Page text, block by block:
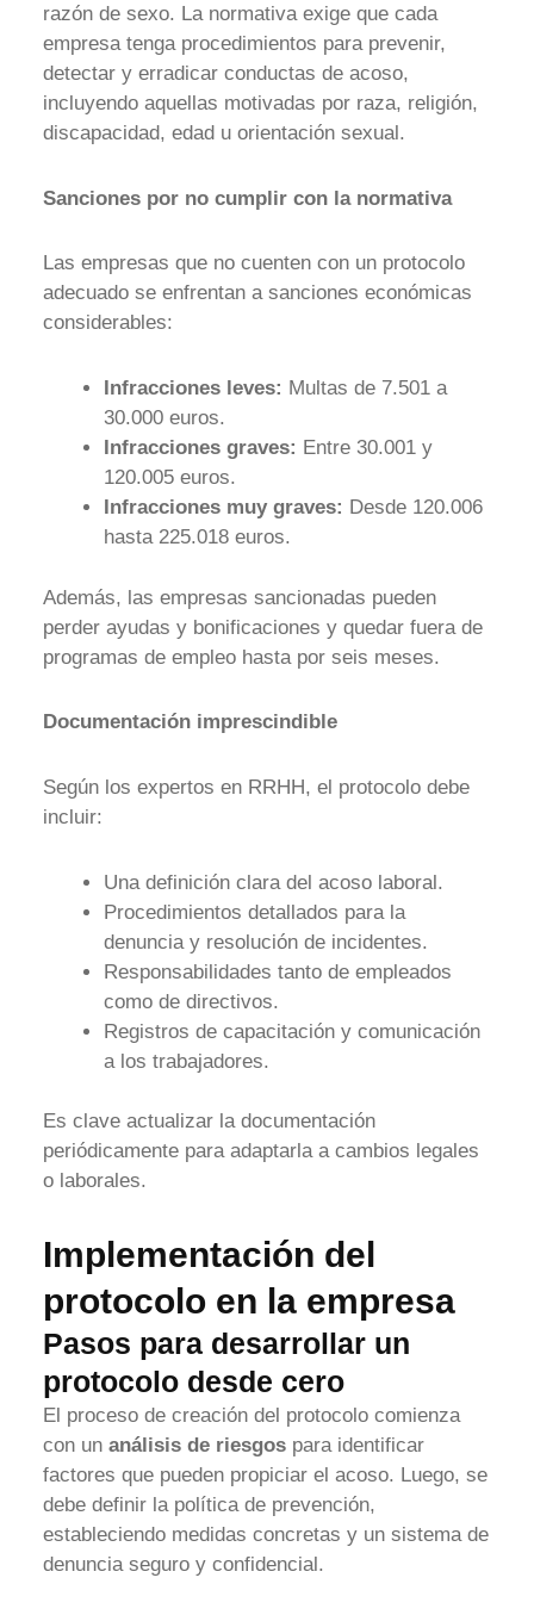
razón de sexo. La normativa exige que cada
empresa tenga procedimientos para prevenir,
detectar y erradicar conductas de acoso,
incluyendo aquellas motivadas por raza, religión,
discapacidad, edad u orientación sexual.
Sanciones por no cumplir con la normativa
Las empresas que no cuenten con un protocolo
adecuado se enfrentan a sanciones económicas
considerables:
Infracciones leves: Multas de 7.501 a
30.000 euros.
Infracciones graves: Entre 30.001 y
120.005 euros.
Infracciones muy graves: Desde 120.006
hasta 225.018 euros.
Además, las empresas sancionadas pueden
perder ayudas y bonificaciones y quedar fuera de
programas de empleo hasta por seis meses.
Documentación imprescindible
Según los expertos en RRHH, el protocolo debe
incluir:
Una definición clara del acoso laboral.
Procedimientos detallados para la
denuncia y resolución de incidentes.
Responsabilidades tanto de empleados
como de directivos.
Registros de capacitación y comunicación
a los trabajadores.
Es clave actualizar la documentación
periódicamente para adaptarla a cambios legales
o laborales.
Implementación del
protocolo en la empresa
Pasos para desarrollar un
protocolo desde cero
El proceso de creación del protocolo comienza
con unanálisis de riesgos para identificar
factores que pueden propiciar el acoso. Luego, se
debe definir la política de prevención,
estableciendo medidas concretas y un sistema de
denuncia seguro y confidencial.